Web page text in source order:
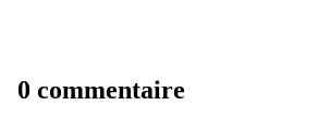
0 commentaire